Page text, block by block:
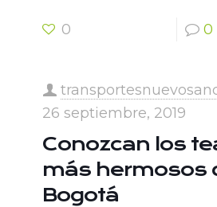
0 0
26 septiembre, 2019
Conozcan los
más hermosos
Bogotá